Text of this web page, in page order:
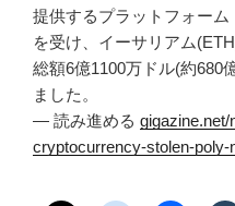
提供するプラットフォー
を受け、イーサリアム
総額6億1100万ドル(約680
ました。
— 読み進める gigazine.net/
cryptocurrency-stolen-poly-